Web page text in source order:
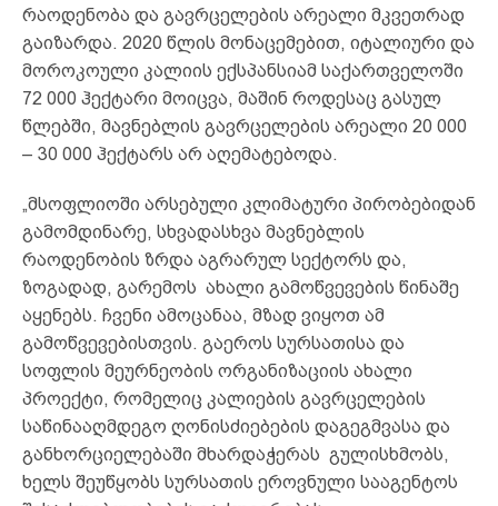
რაოდენობა და გავრცელების არეალი მკვეთრად
გაიზარდა. 2020 წლის მონაცემებით, იტალიური და
მოროკოული კალიის ექსპანსიამ საქართველოში
72 000 ჰექტარი მოიცვა, მაშინ როდესაც გასულ
წლებში, მავნებლის გავრცელების არეალი 20 000
– 30 000 ჰექტარს არ აღემატებოდა.
„მსოფლიოში არსებული კლიმატური პირობებიდან
გამომდინარე, სხვადასხვა მავნებლის
რაოდენობის ზრდა აგრარულ სექტორს და,
ზოგადად, გარემოს ახალი გამოწვევების წინაშე
აყენებს. ჩვენი ამოცანაა, მზად ვიყოთ ამ
გამოწვევებისთვის. გაეროს სურსათისა და
სოფლის მეურნეობის ორგანიზაციის ახალი
პროექტი, რომელიც კალიების გავრცელების
საწინააღმდეგო ღონისძიებების დაგეგმვასა და
განხორციელებაში მხარდაჭერას გულისხმობს,
ხელს შეუწყობს სურსათის ეროვნული სააგენტოს